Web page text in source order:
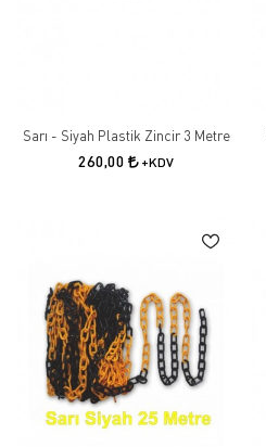
Sarı - Siyah Plastik Zincir 3 Metre
260,00 +KDV